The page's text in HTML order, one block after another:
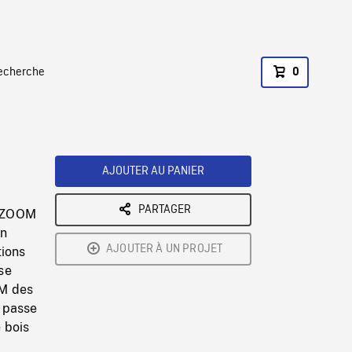
0
des
bois
AJOUTER AU PANIER
PARTAGER
AJOUTER À UN PROJET